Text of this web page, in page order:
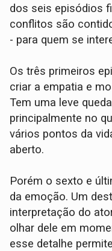
dos seis episódios
conflitos são
- para quem se
Os três primeiros
criar a empatia e
Tem uma leve
principalmente no
vários pontos da
aberto.
Porém o sexto e
da emoção. Um
interpretação do
olhar dele em
esse detalhe